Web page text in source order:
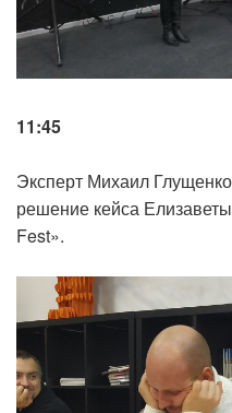
11:45
Эксперт Михаил
решение кейса
Fest».